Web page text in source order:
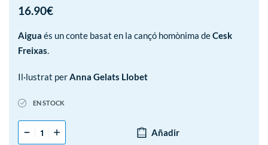
16.90€
Aigua és un conte basat en la cançó homònima deCesk
Freixas.
Il·lustrat perAnna Gelats Llobet
EN STOCK
Añadir